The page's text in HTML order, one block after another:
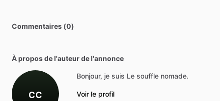
Commentaires (0)
À propos de l'auteur de l'annonce
CC
Bonjour, je suis Le souffle nomade.
Voir le profil